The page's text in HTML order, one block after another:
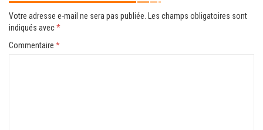
Votre adresse e-mail ne sera pas publiée.
Les champs obligatoires sont
indiqués avec*
Commentaire *